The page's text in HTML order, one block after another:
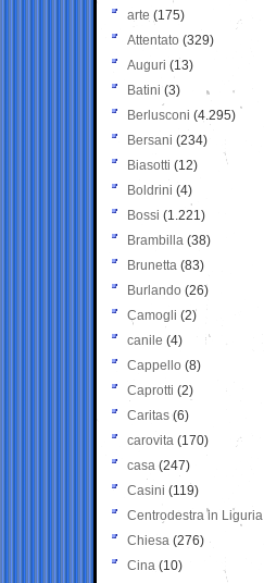
arte (175)
Attentato (329)
Auguri (13)
Batini (3)
Berlusconi (4.295)
Bersani (234)
Biasotti (12)
Boldrini (4)
Bossi (1.221)
Brambilla (38)
Brunetta (83)
Burlando (26)
Camogli (2)
canile (4)
Cappello (8)
Caprotti (2)
Caritas (6)
carovita (170)
casa (247)
Casini (119)
Centrodestra in Liguria
Chiesa (276)
Cina (10)